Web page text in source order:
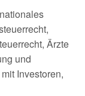
Ärzte
und
Investoren,